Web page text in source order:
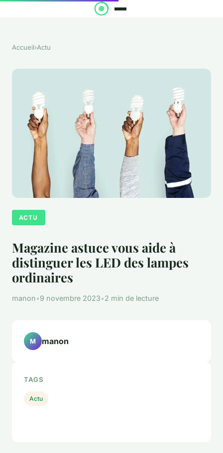
Accueil›Actu
ACTU
Magazine astuce vous aide à
distinguer les LED des lampes
ordinaires
manon•9 novembre 2023•2 min de lecture
M manon
TAGS
Actu